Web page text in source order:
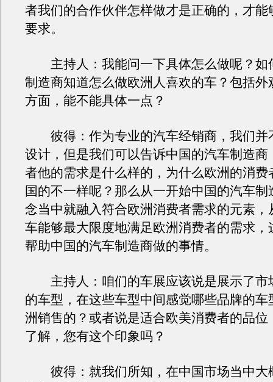
者我们的合作伙伴怎样做才是正确的，才能
要求。
主持人：我能问一下具体怎么做呢？如
制造商知道怎么做欧洲人喜欢的车？包括外
方面，能不能具体一点？
彼得：作为专业的汽车经销商，我们并
设计，但是我们可以告诉中国的汽车制造商
者他的需求是什么样的，为什么欧洲的消费
国的不一样呢？那么从一开始中国的汽车制
念当中就融入符合欧洲消费者需求的元素，
车能够最大限度地满足欧洲消费者的需求，
帮助中国的汽车制造商做的事情。
主持人：咱们的车展应该说是展示了市
的车型，在这些车型中间感觉哪些品牌的车
洲销售的？或者说是适合欧美消费者的品位
了解，您有这个印象吗？
彼得：就我们所知，在中国市场当中大